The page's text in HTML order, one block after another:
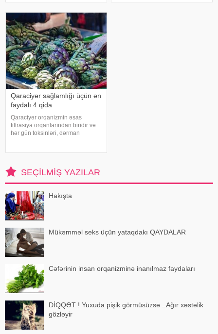
Qaraciyər sağlamlığı üçün ən
faydalı 4 qida
Qaraciyər orqanizmin əsas
filtrasiya orqanlarından biridir və
hər gün toksinləri, dərman
klinikalar
SEÇILMIŞ YAZILAR
Hakışta
Mükəmməl seks üçün yataqdakı QAYDALAR
Cəfərinin insan orqanizminə inanılmaz faydaları
DİQQƏT ! Yuxuda pişik görmüsüzsə ..Ağır xəstəlik
gözləyir